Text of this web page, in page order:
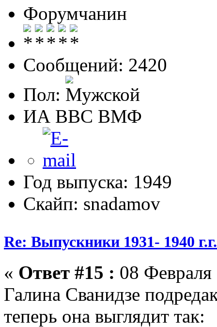
Форумчанин
Сообщений: 2420
Пол:
ИА ВВС ВМФ
Год выпуска: 1949
Скайп: snadamov
Re: Выпускники 1931- 1940
« Ответ #15 : 08
Галина Сванидзе
теперь она выглядит так: